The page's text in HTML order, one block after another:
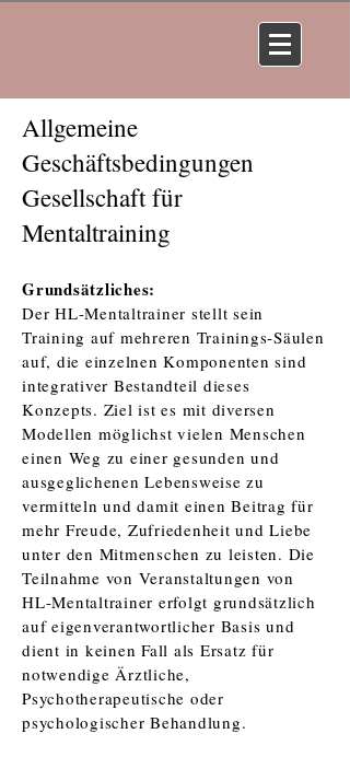
Allgemeine
Geschäftsbedingungen
Gesellschaft für
Mentaltraining
Grundsätzliches:
Der HL-Mentaltrainer stellt sein
Training auf mehreren Trainings-Säulen
auf, die einzelnen Komponenten sind
integrativer Bestandteil dieses
Konzepts. Ziel ist es mit diversen
Modellen möglichst vielen Menschen
einen Weg zu einer gesunden und
ausgeglichenen Lebensweise zu
vermitteln und damit einen Beitrag für
mehr Freude, Zufriedenheit und Liebe
unter den Mitmenschen zu leisten. Die
Teilnahme von Veranstaltungen von
HL-Mentaltrainer erfolgt grundsätzlich
auf eigenverantwortlicher Basis und
dient in keinen Fall als Ersatz für
notwendige Ärztliche,
Psychotherapeutische oder
psychologischer Behandlung.